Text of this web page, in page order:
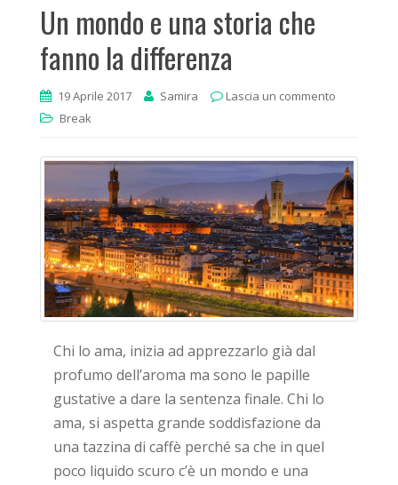
Un mondo e una storia che
fanno la differenza
19 Aprile 2017 Samira
Lascia un commento
Break
Chi lo ama, inizia ad apprezzarlo già dal
profumo dell’aroma ma sono le papille
gustative a dare la sentenza finale. Chi lo
ama, si aspetta grande soddisfazione da
una tazzina di caffè perché sa che in quel
poco liquido scuro c’è un mondo e una